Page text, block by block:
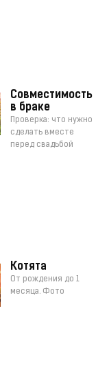
Совместимость
в браке
Проверка: что нужно
сделать вместе
перед свадьбой
Котята
От рождения до 1
месяца. Фото